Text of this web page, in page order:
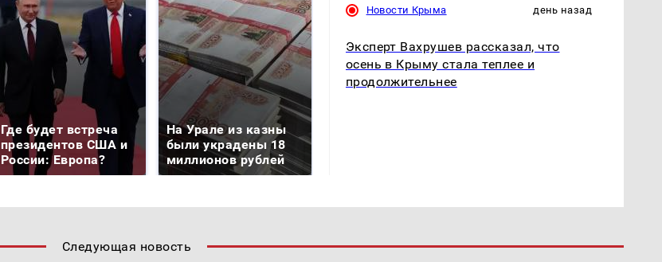
Где будет встреча
президентов США и
России: Европа?
На Урале из казны
были украдены 18
миллионов рублей
Новости Крыма день назад
Эксперт Вахрушев рассказал, что
осень в Крыму стала теплее и
продолжительнее
Следующая новость